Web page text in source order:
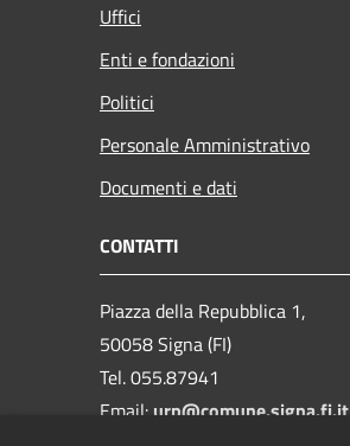
Uffici
Enti e fondazioni
Politici
Personale Amministrativo
Documenti e dati
CONTATTI
Piazza della Repubblica 1,
50058 Signa (FI)
Tel. 055.87941
Email:urp@comune.signa.fi.it